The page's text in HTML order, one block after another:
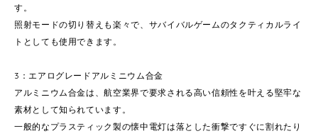
す。
照射モードの切り替えも楽々で、サバイバルゲームのタクティカルライ
トとしても使用できます。
3：エアログレードアルミニウム合金
アルミニウム合金は、航空業界で要求される高い信頼性を叶える堅牢な
素材として知られています。
一般的なプラスティック製の懐中電灯は落とした衝撃ですぐに割れたり